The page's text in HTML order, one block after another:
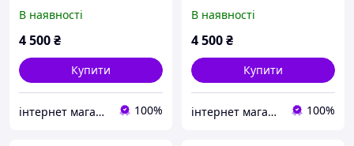
(Оригінал Б.У.)
В наявності
4 500₴
Купити
інтернет магазин Автотюн 100%
(Оригінал Б.У.)
В наявності
4 500₴
Купити
інтернет магазин Автотюн 100%